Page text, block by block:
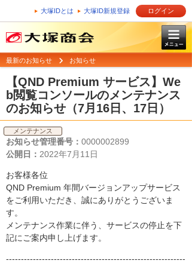
大塚IDとは 大塚ID新規登録 ログイン
最新のお知らせ お知らせ
【QND Premium サービス】We
b閲覧コンソールのメンテナンス
のお知らせ（7月16日、17日）
メンテナンス
お知らせ管理番号： 0000002899
公開日： 2022年7月11日
お客様各位
QND Premium 年間バージョンアップサービス
をご利用いただき、誠にありがとうございま
す。
メンテナンス作業に伴う、サービスの停止を下
記にご案内申し上げます。
------------------------------------------------------------